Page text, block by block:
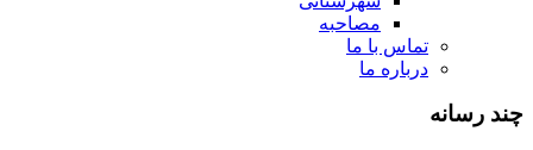
مصاحبه
تماس با ما
درباره ما
چند رسانه